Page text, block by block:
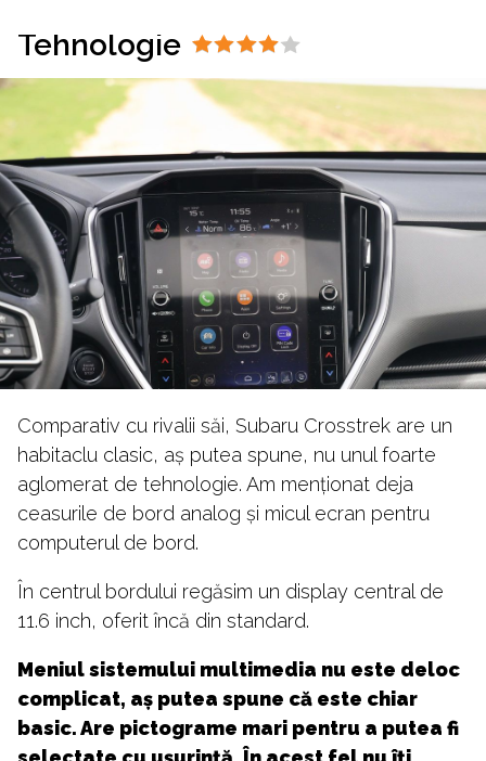
Tehnologie
Comparativ cu rivalii săi, Subaru Crosstrek are un
habitaclu clasic, aș putea spune, nu unul foarte
aglomerat de tehnologie. Am menționat deja
ceasurile de bord analog și micul ecran pentru
computerul de bord.
În centrul bordului regăsim un display central de
11.6 inch, oferit încă din standard.
Meniul sistemului multimedia nu este deloc
complicat, aș putea spune că este chiar
basic. Are pictograme mari pentru a putea fi